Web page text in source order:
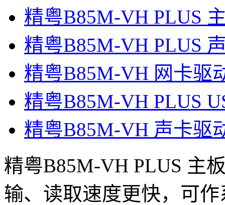
精粤B85M-VH PLUS
精粤B85M-VH PLUS
精粤B85M-VH 网卡驱
精粤B85M-VH PLUS
精粤B85M-VH 声卡驱
精粤B85M-VH PLUS 主
输、读取速度更快，可